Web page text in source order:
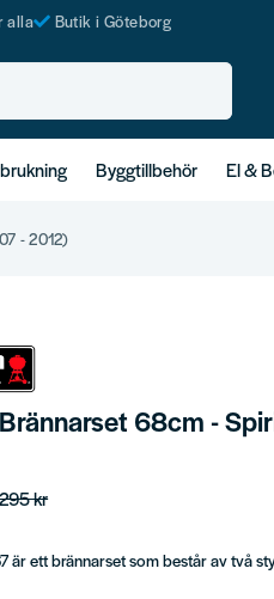
alla Butik i Göteborg
Byggtillbehör El &
- 2012)
68cm -
kr
är ett brännarset som består av två